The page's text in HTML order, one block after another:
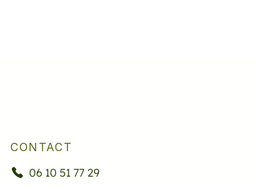
CONTACT
06 10 51 77 29